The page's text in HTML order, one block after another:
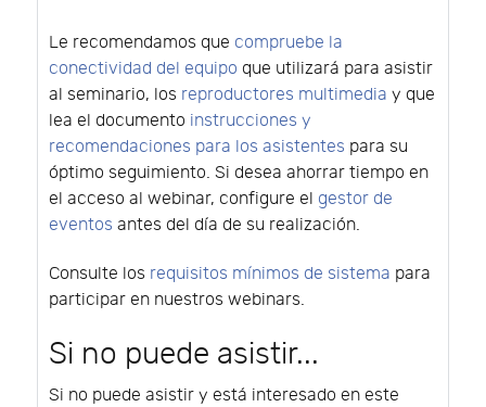
Le recomendamos que compruebe la
conectividad del equipo que utilizará para asistir
al seminario, los reproductores multimedia y que
lea el documento instrucciones y
recomendaciones para los asistentes para su
óptimo seguimiento. Si desea ahorrar tiempo en
el acceso al webinar, configure el gestor de
eventos antes del día de su realización.
Consulte los requisitos mínimos de sistema para
participar en nuestros webinars.
Si no puede asistir...
Si no puede asistir y está interesado en este